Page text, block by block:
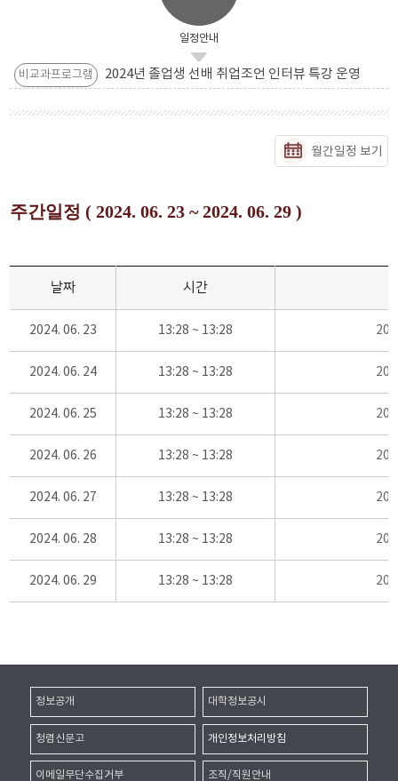
일정안내
비교과프로그램 2024년 졸업생 선배 취업조언 인터뷰 특강 운영
월간일정 보기
주간일정 ( 2024. 06. 23 ~ 2024. 06. 29 )
날짜 시간
2024. 06. 23 13:28 ~ 13:28
2024. 06. 24 13:28 ~ 13:28
2024. 06. 25 13:28 ~ 13:28
2024. 06. 26 13:28 ~ 13:28
2024. 06. 27 13:28 ~ 13:28
2024. 06. 28 13:28 ~ 13:28
2024. 06. 29 13:28 ~ 13:28
정보공개 대학정보공시
청렴신문고 개인정보처리방침
이메일무단수집거부 조직/직원안내